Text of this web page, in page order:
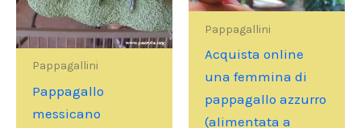
Pappagallini
Pappagallo
messicano
Pappagallini
Acquista online
una femmina di
pappagallo azzurro
(alimentata a